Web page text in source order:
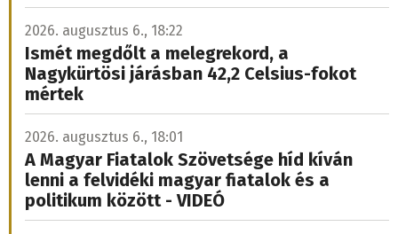
2026. augusztus 6., 18:22
Ismét megdőlt a melegrekord, a
Nagykürtösi járásban 42,2 Celsius-fokot
mértek
2026. augusztus 6., 18:01
A Magyar Fiatalok Szövetsége híd kíván
lenni a felvidéki magyar fiatalok és a
politikum között - VIDEÓ